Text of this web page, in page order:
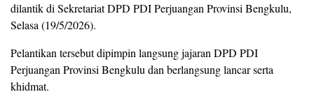
dilantik di Sekretariat DPD PDI Perjuangan Provinsi Bengkulu,
Selasa (19/5/2026).
Pelantikan tersebut dipimpin langsung jajaran DPD PDI
Perjuangan Provinsi Bengkulu dan berlangsung lancar serta
khidmat.